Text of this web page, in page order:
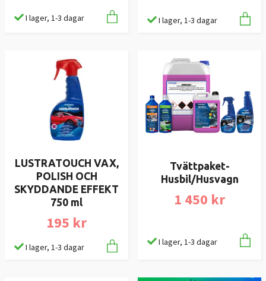
I lager, 1-3 dagar I lager, 1-3 dagar
LUSTRATOUCH VAX,
POLISH OCH
SKYDDANDE EFFEKT
750 ml
195 kr
I lager, 1-3 dagar
Tvättpaket-
Husbil/Husvagn
1 450 kr
I lager, 1-3 dagar